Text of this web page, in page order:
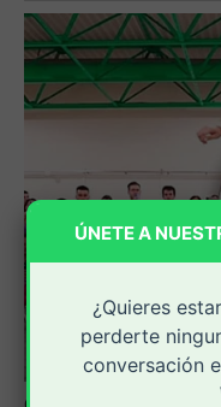
ÚNETE A
¿Quieres
perderte
conversación